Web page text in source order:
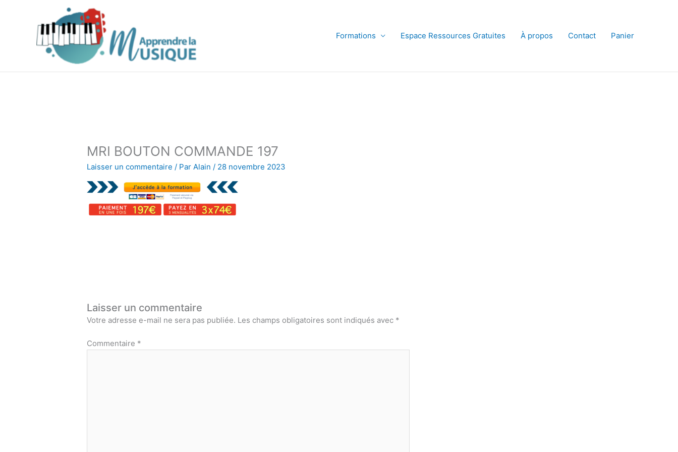
Formations Espace Ressources Gratuites À propos Contact Panier
MRI BOUTON COMMANDE 197
Laisser un commentaire / Par Alain / 28 novembre 2023
Laisser un commentaire
Votre adresse e-mail ne sera pas publiée. Les champs obligatoires sont indiqués avec *
Commentaire *